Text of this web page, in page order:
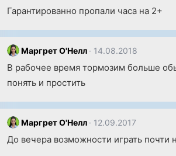
Гарантированно пропали часа на 2+
Маргрет О'Нелл 14.08.2018
В рабочее время тормозим больше
понять и простить
Маргрет О'Нелл 12.09.2017
До вечера возможности играть почти